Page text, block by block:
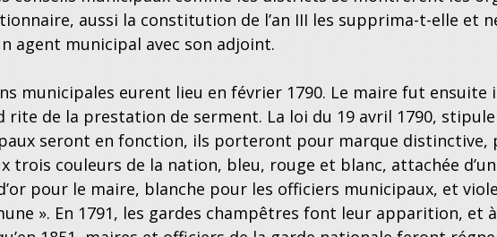
aussi la constitution de l’an III les supprima-t-elle et
agent municipal avec son adjoint.
municipales eurent lieu en février 1790. Le maire fut ensuite
rite de la prestation de serment. La loi du 19 avril 1790,
seront en fonction, ils porteront pour marque distinctive,
trois couleurs de la nation, bleu, rouge et blanc, attachée
pour le maire, blanche pour les officiers municipaux, et
». En 1791, les gardes champêtres font leur apparition, et